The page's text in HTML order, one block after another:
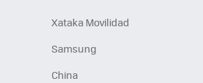
Xataka Movilidad
Samsung
China